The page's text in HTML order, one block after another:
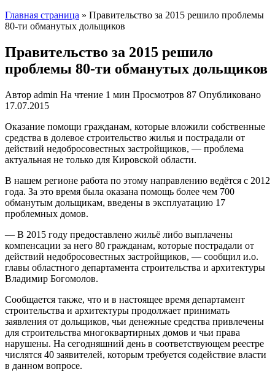
Главная страница » Правительство за 2015 решило проблемы
80-ти обманутых дольщиков
Правительство за 2015 решило
проблемы 80-ти обманутых дольщиков
Автор admin На чтение 1 мин Просмотров 87 Опубликовано
17.07.2015
Оказание помощи гражданам, которые вложили собственные
средства в долевое строительство жилья и пострадали от
действий недобросовестных застройщиков, — проблема
актуальная не только для Кировской области.
В нашем регионе работа по этому направлению ведётся с 2012
года. За это время была оказана помощь более чем 700
обманутым дольщикам, введены в эксплуатацию 17
проблемных домов.
— В 2015 году предоставлено жильё либо выплачены
компенсации за него 80 гражданам, которые пострадали от
действий недобросовестных застройщиков, — сообщил и.о.
главы областного департамента строительства и архитектуры
Владимир Богомолов.
Сообщается также, что и в настоящее время департамент
строительства и архитектуры продолжает принимать
заявления от дольщиков, чьи денежные средства привлечены
для строительства многоквартирных домов и чьи права
нарушены. На сегодняшний день в соответствующем реестре
числятся 40 заявителей, которым требуется содействие власти
в данном вопросе.